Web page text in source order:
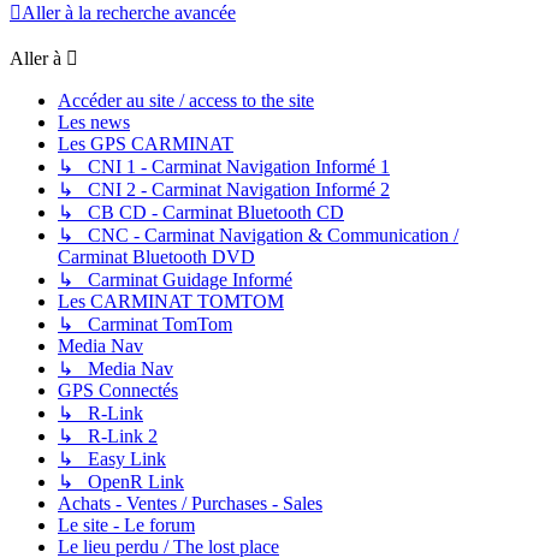
Aller à la recherche avancée
Aller à
Accéder au site / access to the site
Les news
Les GPS CARMINAT
↳ CNI 1 - Carminat Navigation Informé 1
↳ CNI 2 - Carminat Navigation Informé 2
↳ CB CD - Carminat Bluetooth CD
↳ CNC - Carminat Navigation & Communication /
Carminat Bluetooth DVD
↳ Carminat Guidage Informé
Les CARMINAT TOMTOM
↳ Carminat TomTom
Media Nav
↳ Media Nav
GPS Connectés
↳ R-Link
↳ R-Link 2
↳ Easy Link
↳ OpenR Link
Achats - Ventes / Purchases - Sales
Le site - Le forum
Le lieu perdu / The lost place